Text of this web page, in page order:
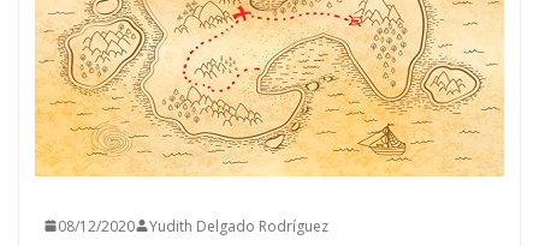
08/12/2020 Yudith Delgado Rodríguez